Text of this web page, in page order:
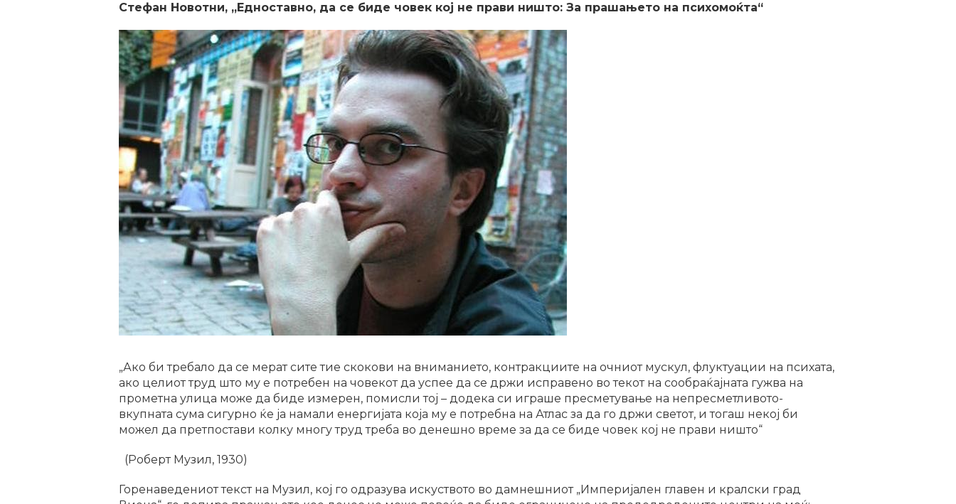
Стефан Новотни, „Едноставно, да се биде човек кој не прави ништо: За прашањето на психомоќта“
„Ако би требало да се мерат сите тие скокови на вниманието, контракциите на очниот мускул, флуктуации на психата,
ако целиот труд што му е потребен на човекот да успее да се држи исправено во текот на сообраќајната гужва на
прометна улица може да биде измерен, помисли тој – додека си играше пресметување на непресметливото-
вкупната сума сигурно ќе ја намали енергијата која му е потребна на Атлас за да го држи светот, и тогаш некој би
можел да претпостави колку многу труд треба во денешно време за да се биде човек кој не прави ништо“
(Роберт Музил, 1930)
Горенаведениот текст на Музил, кој го одразува искуството во дамнешниот „Империјален главен и кралски град